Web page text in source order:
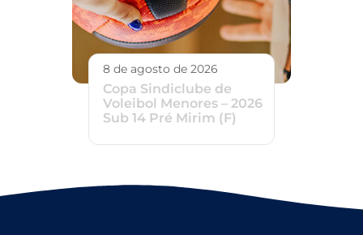
8 de agosto de 2026
Copa Sindiclube de
Voleibol Menores – 2026
Sub 14 Pré Mirim (F)